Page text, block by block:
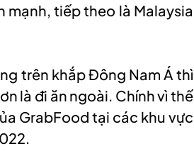
mạnh, tiếp theo là Malaysia
trên khắp Đông Nam Á thì
là đi ăn ngoài. Chính vì thế
GrabFood tại các khu vực